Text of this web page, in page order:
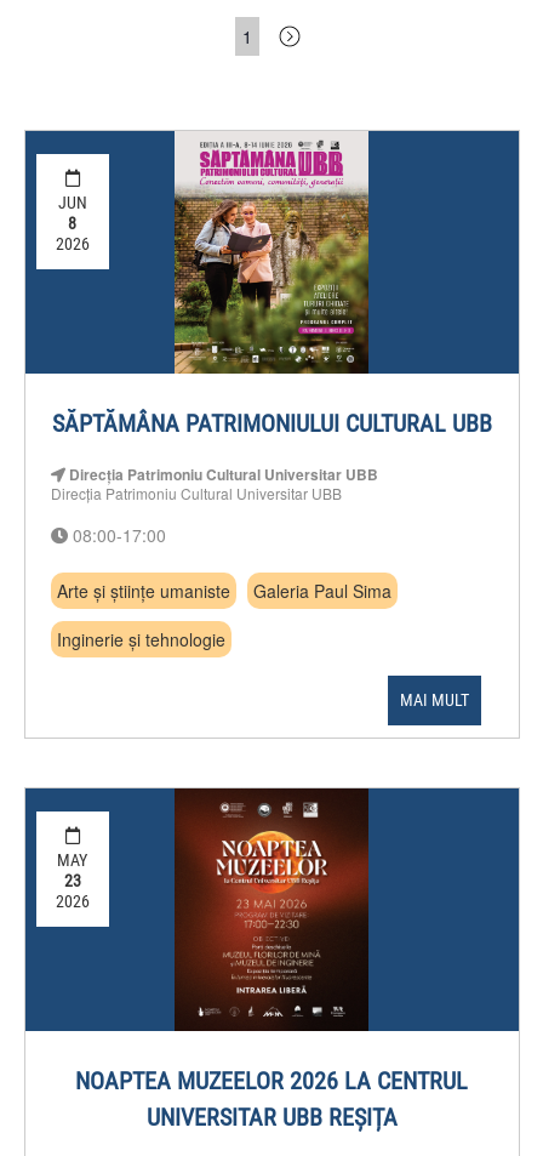
1
JUN
8
2026
SĂPTĂMÂNA PATRIMONIULUI CULTURAL UBB
Direcția Patrimoniu Cultural Universitar UBB
Direcția Patrimoniu Cultural Universitar UBB
08:00-17:00
Arte și științe umaniste
Galeria Paul Sima
Inginerie și tehnologie
MAI MULT
MAY
23
2026
NOAPTEA MUZEELOR 2026 LA CENTRUL
UNIVERSITAR UBB REȘIȚA